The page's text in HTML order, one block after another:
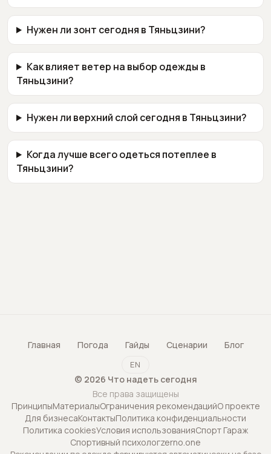
Нужен ли зонт сегодня в Тяньцзини?
Как влияет ветер на выбор одежды в
Тяньцзини?
Нужен ли верхний слой сегодня в Тяньцзини?
Когда лучше всего одеться потеплее в
Тяньцзини?
Главная Погода Гайды Сценарии Блог
EN
© 2026 Что надеть сегодня
Все права защищены
ПринципыМатериалыОграничения рекомендацийО проекте
Для бизнесаКонтактыПолитика конфиденциальности
Политика cookiesУсловия использованияСпорт Гараж
Спортивный психологzerno.one